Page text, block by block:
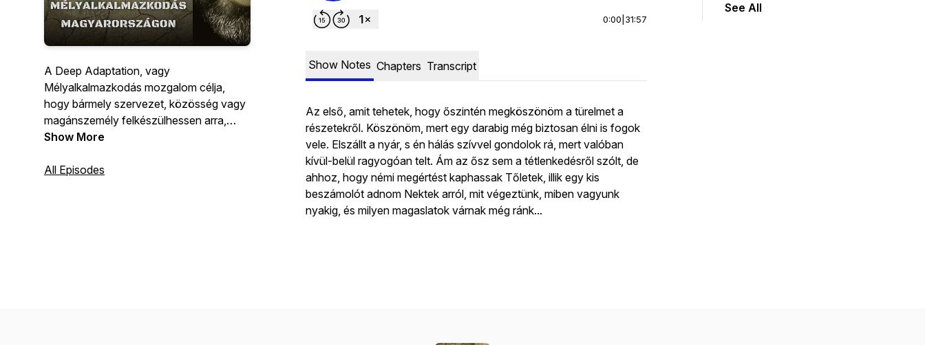
A Deep Adaptation, vagy
Mélyalkalmazkodás mozgalom célja,
hogy bármely szervezet, közösség vagy
magánszemély felkészülhessen arra,
hogy számtalan tényező együttes
életkörülményeink lényegesen
Show More
All Episodes
0:00 31:57
Show Notes Chapters Transcript
Az első, amit tehetek, hogy őszintén megköszönöm a türelmet a
részetekről. Köszönöm, mert egy darabig még biztosan élni is fogok
vele. Elszállt a nyár, s én hálás szívvel gondolok rá, mert valóban
kívül-belül ragyogóan telt. Ám az ősz sem a tétlenkedésről szólt, de
ahhoz, hogy némi megértést kaphassak Tőletek, illik egy kis
beszámolót adnom Nektek arról, mit végeztünk, miben vagyunk
nyakig, és milyen magaslatok várnak még ránk...
See All